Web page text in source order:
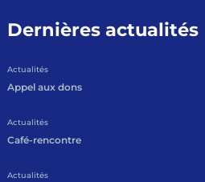
Dernières actualités
Actualités
Appel aux dons
Actualités
Café-rencontre
Actualités